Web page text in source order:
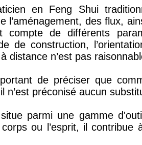
en Feng Shui
l’aménagement, des flux,
compte de différents
de construction,
distance n’est pas
de préciser que
n’est préconisé aucun
parmi une gamme
ou l’esprit, il contribue